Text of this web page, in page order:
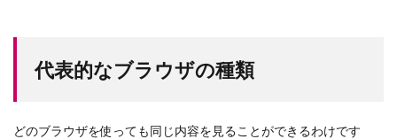
代表的なブラウザの種類
どのブラウザを使っても同じ内容を見ることができるわけです